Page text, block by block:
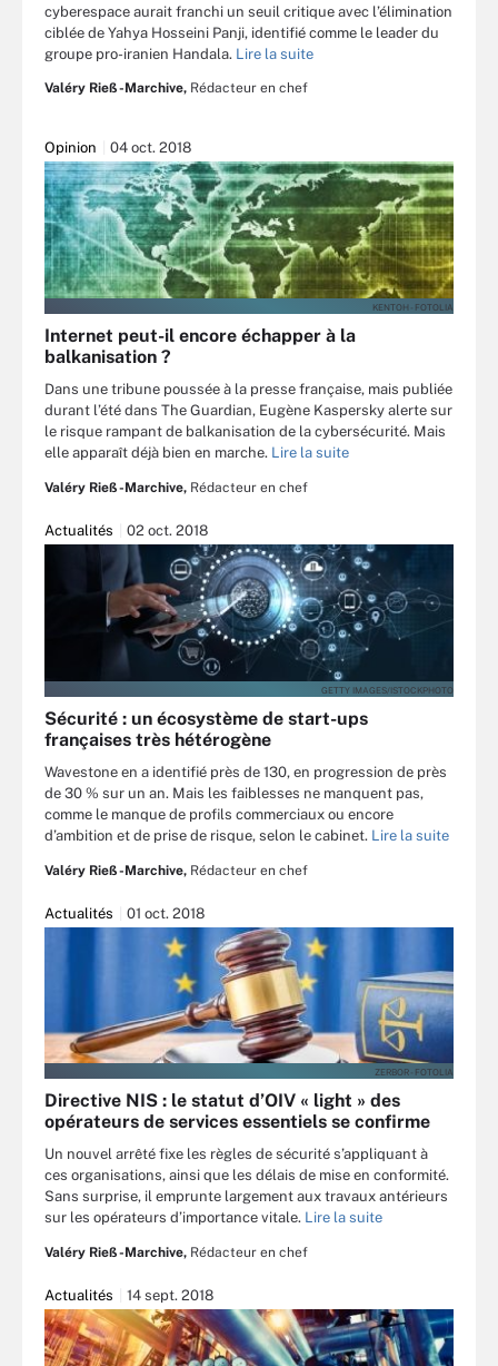
cyberespace aurait franchi un seuil critique avec l’élimination
ciblée de Yahya Hosseini Panji, identifié comme le leader du
groupe pro-iranien Handala. Lire la suite
Valéry Rieß-Marchive, Rédacteur en chef
Opinion 04 oct. 2018
KENTOH - FOTOLIA
Internet peut-il encore échapper à la
balkanisation ?
Dans une tribune poussée à la presse française, mais publiée
durant l’été dans The Guardian, Eugène Kaspersky alerte sur
le risque rampant de balkanisation de la cybersécurité. Mais
elle apparaît déjà bien en marche. Lire la suite
Valéry Rieß-Marchive, Rédacteur en chef
Actualités 02 oct. 2018
GETTY IMAGES/ISTOCKPHOTO
Sécurité : un écosystème de start-ups
françaises très hétérogène
Wavestone en a identifié près de 130, en progression de près
de 30 % sur un an. Mais les faiblesses ne manquent pas,
comme le manque de profils commerciaux ou encore
d’ambition et de prise de risque, selon le cabinet. Lire la suite
Valéry Rieß-Marchive, Rédacteur en chef
Actualités 01 oct. 2018
ZERBOR - FOTOLIA
Directive NIS : le statut d’OIV « light » des
opérateurs de services essentiels se confirme
Un nouvel arrêté fixe les règles de sécurité s’appliquant à
ces organisations, ainsi que les délais de mise en conformité.
Sans surprise, il emprunte largement aux travaux antérieurs
sur les opérateurs d’importance vitale. Lire la suite
Valéry Rieß-Marchive, Rédacteur en chef
Actualités 14 sept. 2018